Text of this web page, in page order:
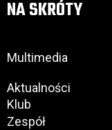
NA SKRÓTY
Multimedia
Aktualności
Klub
Zespół